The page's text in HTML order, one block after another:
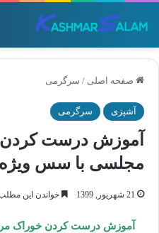
صفحه اصلی / سرگرمی
آشپزی سرگرمی
آموزش درست کردن
مجلسی با سس ویژه
21 شهریور, 1399 خواندن این مطلب 2 دقیقه زمان
آموزش درست کردن خوراک